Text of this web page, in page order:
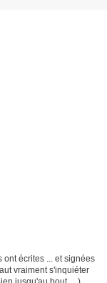
ont écrites ... et signées
vraiment s'inquiéter